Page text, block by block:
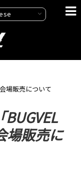
場販売について
場販売に